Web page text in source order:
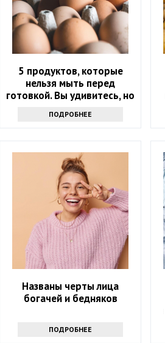
5 продуктов, которые
нельзя мыть перед
готовкой. Вы удивитесь, но
ПОДРОБНЕЕ
Названы черты лица
богачей и бедняков
ПОДРОБНЕЕ